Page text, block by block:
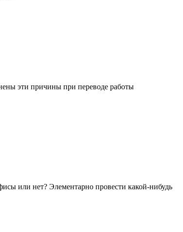
эти причины при переводе работы
или нет? Элементарно провести какой-нибудь